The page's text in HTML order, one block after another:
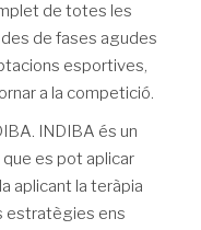
de totes les
de fases agudes
esportives,
a la competició.
INDIBA és un
es pot aplicar
aplicant la teràpia
estratègies ens